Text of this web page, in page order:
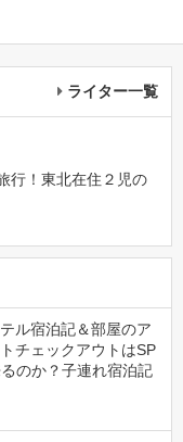
ライター一覧
行！東北在住２児の
ル宿泊記＆部屋のア
チェックアウトはSP
のか？子連れ宿泊記